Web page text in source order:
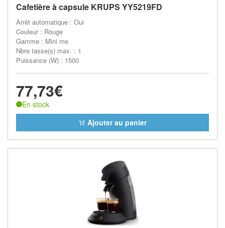
Cafetière à capsule KRUPS YY5219FD
Arrêt automatique : Oui
Couleur : Rouge
Gamme : Mini me
Nbre tasse(s) max. : 1
Puissance (W) : 1500
77,73€
En stock
Ajouter au panier